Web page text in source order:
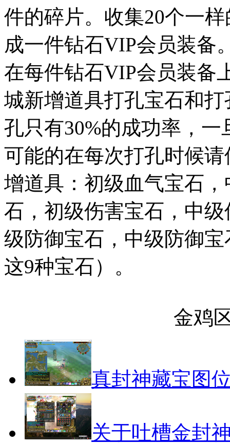
件的碎片。收集20个一
成一件钻石VIP会员装备
在每件钻石VIP会员装备
城新增道具打孔宝石和
孔只有30%的成功率，
可能的在每次打孔时候
增道具：初级血气宝石
石，初级伤害宝石，中
级防御宝石，中级防御
这9种宝石）。
金鸡区 张
真封神藏宝图
关于吐槽金封